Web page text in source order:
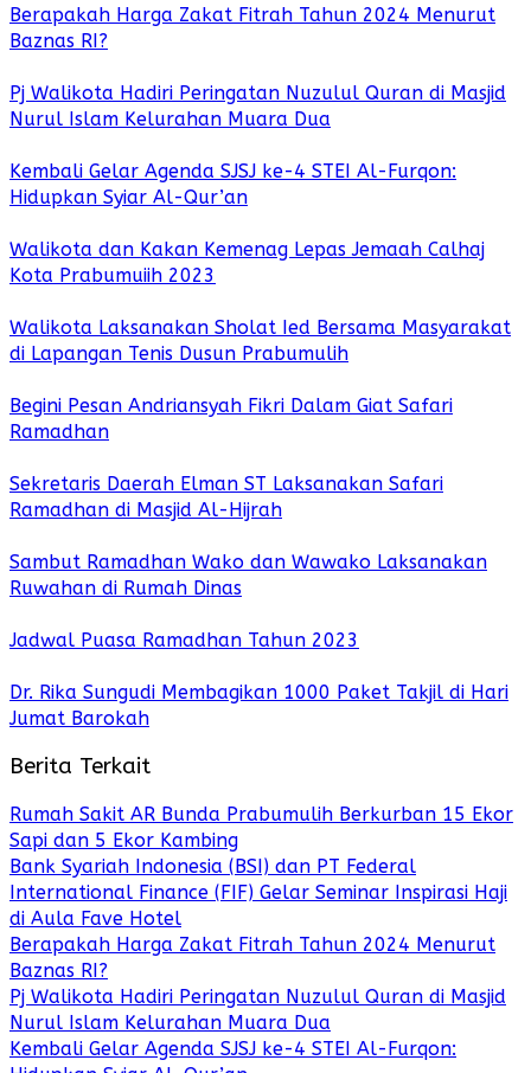
Berapakah Harga Zakat Fitrah Tahun 2024 Menurut
Baznas RI?
Pj Walikota Hadiri Peringatan Nuzulul Quran di Masjid
Nurul Islam Kelurahan Muara Dua
Kembali Gelar Agenda SJSJ ke-4 STEI Al-Furqon:
Hidupkan Syiar Al-Qur’an
Walikota dan Kakan Kemenag Lepas Jemaah Calhaj
Kota Prabumuiih 2023
Walikota Laksanakan Sholat Ied Bersama Masyarakat
di Lapangan Tenis Dusun Prabumulih
Begini Pesan Andriansyah Fikri Dalam Giat Safari
Ramadhan
Sekretaris Daerah Elman ST Laksanakan Safari
Ramadhan di Masjid Al-Hijrah
Sambut Ramadhan Wako dan Wawako Laksanakan
Ruwahan di Rumah Dinas
Jadwal Puasa Ramadhan Tahun 2023
Dr. Rika Sungudi Membagikan 1000 Paket Takjil di Hari
Jumat Barokah
Berita Terkait
Rumah Sakit AR Bunda Prabumulih Berkurban 15 Ekor
Sapi dan 5 Ekor Kambing
Bank Syariah Indonesia (BSI) dan PT Federal
International Finance (FIF) Gelar Seminar Inspirasi Haji
di Aula Fave Hotel
Berapakah Harga Zakat Fitrah Tahun 2024 Menurut
Baznas RI?
Pj Walikota Hadiri Peringatan Nuzulul Quran di Masjid
Nurul Islam Kelurahan Muara Dua
Kembali Gelar Agenda SJSJ ke-4 STEI Al-Furqon: